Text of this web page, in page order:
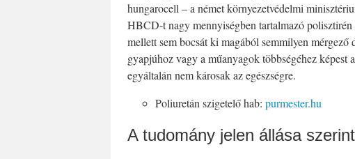
hungarocell – a német környezetvédelmi
HBCD-t nagy mennyiségben tartalmazó
mellett sem bocsát ki magából semmilyen
gyapjúhoz vagy a műanyagok többségéhez
egyáltalán nem károsak az egészségre.
Poliuretán szigetelő hab: purmester.hu
A tudomány jelen állása szerint